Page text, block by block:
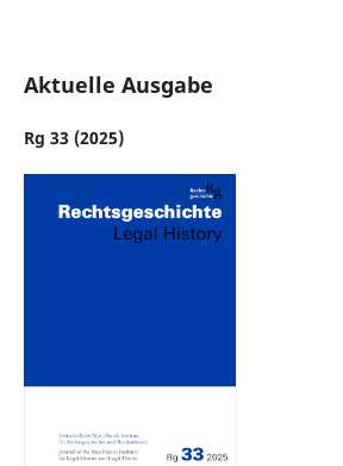
Aktuelle Ausgabe
Rg 33 (2025)